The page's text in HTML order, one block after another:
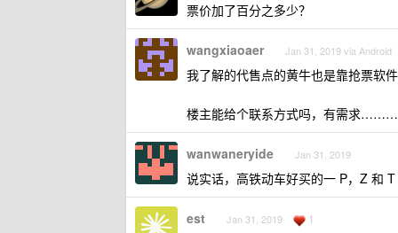
票价加了百分之多少？
wangxiaoaer Jan 31, 2019 via Android
我了解的代售点的黄牛也是靠抢票软
楼主能给个联系方式吗，有需求………
wanwaneryide Jan 31, 2019
说实话，高铁动车好买的一 P，Z 和
est Jan 31, 2019 1